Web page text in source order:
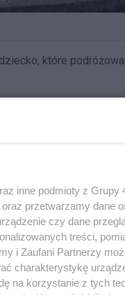
które
policji, kierująca
uderzone i
się nie stało.
z dzieckiem
ani szynobusem nie
została
okoliczności
inne podmioty z
przetwarzamy dane
czy dane
treści,
i Zaufani Partnerzy
charakterystykę
na korzystanie z tych